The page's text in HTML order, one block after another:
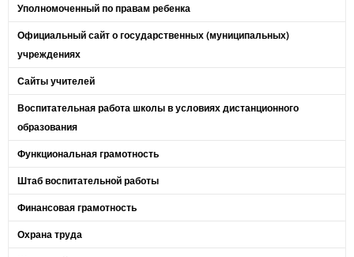
Уполномоченный по правам ребенка
Официальный сайт о государственных (муниципальных)
учреждениях
Сайты учителей
Воспитательная работа школы в условиях дистанционного
образования
Функциональная грамотность
Штаб воспитательной работы
Финансовая грамотность
Охрана труда